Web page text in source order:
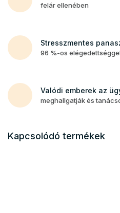
felár ellenében
Stresszmentes
96 %-os elégedettséggel
Valódi emberek az
meghallgatják és
Kapcsolódó termékek